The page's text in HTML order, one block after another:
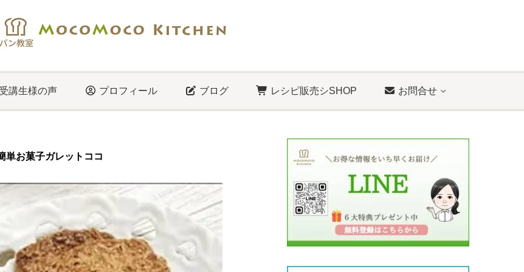
受講生様の声 プロフィール ブログ レシピ販売シSHOP お問合せ
単お菓子ガレットココ